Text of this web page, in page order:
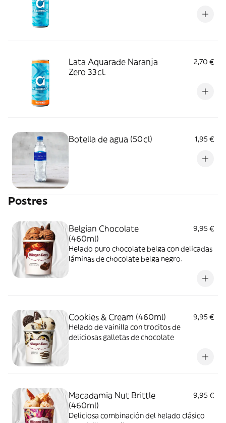
Lata Aquarade Naranja
Zero 33cl.
2,70 €
Botella de agua (50cl) 1,95 €
Postres
Belgian Chocolate
(460ml)
9,95 €
Helado puro chocolate belga con delicadas
láminas de chocolate belga negro.
Cookies & Cream (460ml)
9,95 €
Helado de vainilla con trocitos de
deliciosas galletas de chocolate
Macadamia Nut Brittle
(460ml)
9,95 €
Deliciosa combinación del helado clásico